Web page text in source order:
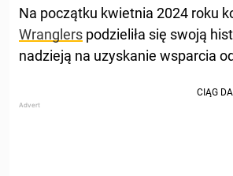
Na początku kwietnia 2024 roku
Wranglers podzieliła się swoją
nadzieją na uzyskanie wsparcia